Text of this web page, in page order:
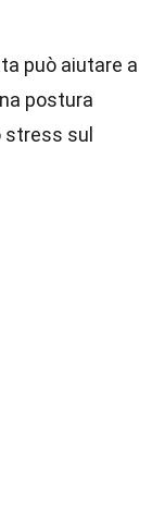
può aiutare a
postura
stress sul